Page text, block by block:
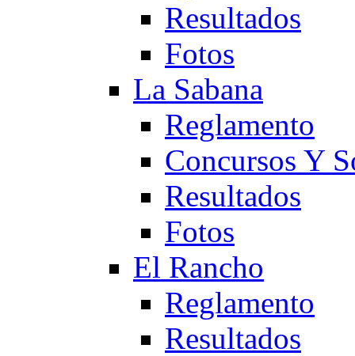
Resultados
Fotos
La Sabana
Reglamento
Concursos Y
Resultados
Fotos
El Rancho
Reglamento
Resultados